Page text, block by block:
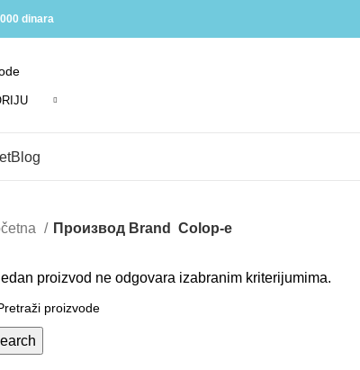
dinara
Blog
Производ Brand Colop-e
proizvod ne odgovara izabranim kriterijumima.